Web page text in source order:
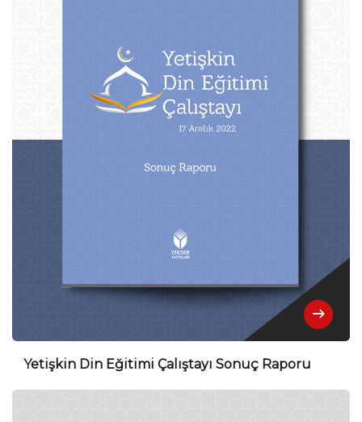
Yetişkin Din Eğitimi Çalıştayı Sonuç Raporu